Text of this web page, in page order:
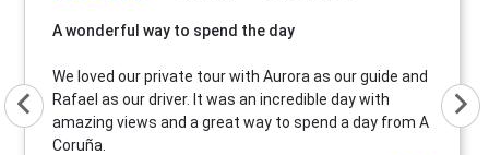
A wonderful way to spend the day
We loved our private tour with Aurora as our guide and
Rafael as our driver. It was an incredible day with
amazing views and a great way to spend a day from A
Coruña.